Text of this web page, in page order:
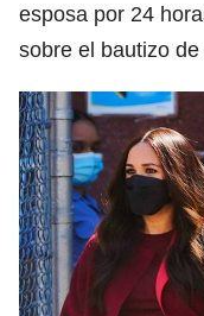
esposa por 24
sobre el bautizo de